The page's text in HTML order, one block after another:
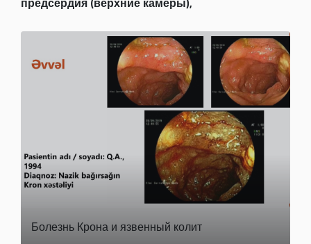
предсердия (верхние камеры),
Болезнь Крона и язвенный колит